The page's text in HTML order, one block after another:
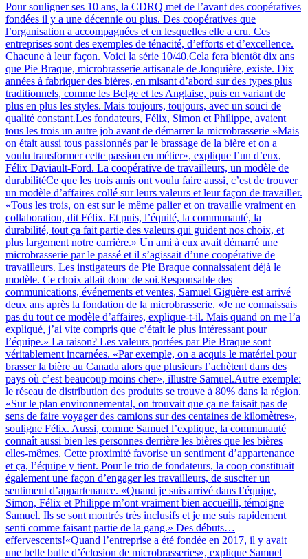
Pour souligner ses 10 ans, la CDRQ met de l’avant des coopératives
fondées il y a une décennie ou plus. Des coopératives que
l’organisation a accompagnées et en lesquelles elle a cru. Ces
entreprises sont des exemples de ténacité, d’efforts et d’excellence.
Chacune à leur façon. Voici la série 10/40.Cela fera bientôt dix ans
que Pie Braque, microbrasserie artisanale de Jonquière, existe. Dix
années à fabriquer des bières, en misant d’abord sur des types plus
traditionnels, comme les Belge et les Anglaise, puis en variant de
plus en plus les styles. Mais toujours, toujours, avec un souci de
qualité constant.Les fondateurs, Félix, Simon et Philippe, avaient
tous les trois un autre job avant de démarrer la microbrasserie «Mais
on était aussi tous passionnés par le brassage de la bière et on a
voulu transformer cette passion en métier», explique l’un d’eux,
Félix Daviault-Ford. La coopérative de travailleurs, un modèle de
durabilitéCe que les trois amis ont voulu faire aussi, c’est de trouver
un modèle d’affaires collé sur leurs valeurs et leur façon de travailler.
«Tous les trois, on est sur le même palier et on travaille vraiment en
collaboration, dit Félix. Et puis, l’équité, la communauté, la
durabilité, tout ça fait partie des valeurs qui guident nos choix, et
plus largement notre carrière.» Un ami à eux avait démarré une
microbrasserie par le passé et il s’agissait d’une coopérative de
travailleurs. Les instigateurs de Pie Braque connaissaient déjà le
modèle. Ce choix allait donc de soi.Responsable des
communications, événements et ventes, Samuel Giguère est arrivé
deux ans après la fondation de la microbrasserie. «Je ne connaissais
pas du tout ce modèle d’affaires, explique-t-il. Mais quand on me l’a
expliqué, j’ai vite compris que c’était le plus intéressant pour
l’équipe.» La raison? Les valeurs portées par Pie Braque sont
véritablement incarnées. «Par exemple, on a acquis le matériel pour
brasser la bière au Canada alors que plusieurs l’achètent dans des
pays où c’est beaucoup moins cher», illustre Samuel.Autre exemple:
le réseau de distribution des produits se trouve à 80% dans la région.
«Sur le plan environnemental, on trouvait que ça ne faisait pas de
sens de faire voyager des camions sur des centaines de kilomètres»,
souligne Félix. Aussi, comme Samuel l’explique, la communauté
connaît aussi bien les personnes derrière les bières que les bières
elles-mêmes. Cette proximité favorise un sentiment d’appartenance
et ça, l’équipe y tient. Pour le trio de fondateurs, la coop constituait
également une façon d’engager les travailleurs, de susciter un
sentiment d’appartenance. «Quand je suis arrivé dans l’équipe,
Simon, Félix et Philippe m’ont vraiment bien accueilli, témoigne
Samuel. Ils se sont montrés très inclusifs et je me suis rapidement
senti comme faisant partie de la gang.» Des débuts…
effervescents!«Quand l’entreprise a été fondée en 2017, il y avait
une belle bulle d’éclosion de microbrasseries», explique Samuel